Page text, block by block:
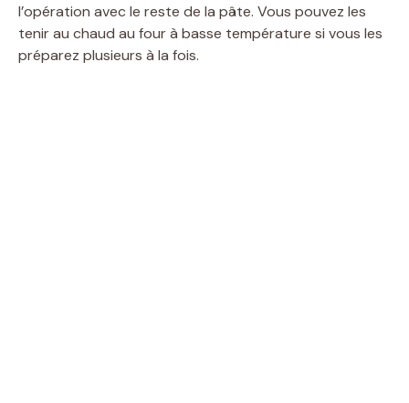
l’opération avec le reste de la pâte. Vous pouvez les
tenir au chaud au four à basse température si vous les
préparez plusieurs à la fois.